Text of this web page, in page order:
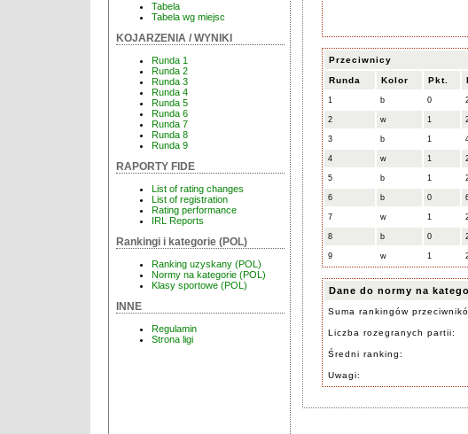
Tabela
Tabela wg miejsc
KOJARZENIA / WYNIKI
Runda 1
Runda 2
Runda 3
Runda 4
Runda 5
Runda 6
Runda 7
Runda 8
Runda 9
RAPORTY FIDE
List of rating changes
List of registration
Rating performance
IRL Reports
Rankingi i kategorie (POL)
Ranking uzyskany (POL)
Normy na kategorie (POL)
Klasy sportowe (POL)
INNE
Regulamin
Strona ligi
Przeciwnicy
Runda Kolor Pkt.
1 b 0
2 w 1
3 b 1
4 w 1
5 b 1
6 b 0
7 w 1
8 b 0
9 w 1
Dane do normy na
Suma rankingów
Liczba rozegranych partii:
Średni ranking:
Uwagi: